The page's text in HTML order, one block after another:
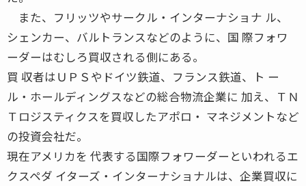
また、フリッツやサークル・インターナショナ ル、
シェンカー、バルトランスなどのように、国 際フォワ
ーダーはむしろ買収される側にある。
買 収者はＵＰＳやドイツ鉄道、フランス鉄道、ト ー
ル・ホールディングスなどの総合物流企業に 加え、ＴＮ
Ｔロジスティクスを買収したアポロ・ マネジメントなど
の投資会社だ。
現在アメリカを 代表する国際フォワーダーといわれるエ
クスペダ イターズ・インターナショナルは、企業買収に